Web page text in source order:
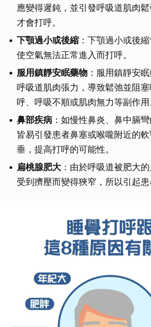
應變得遲鈍，並引發呼吸道肌肉
才會打呼。
下顎過小或後縮 ：下顎過小或後
使空氣無法正常進入而打呼。
服用鎮靜安眠藥物 ：服用鎮靜安
呼吸道肌肉張力，導致鬆弛並阻
呼、呼吸不順或肌肉無力等副作用
鼻部疾病 ：如慢性鼻炎、鼻中膈
皆易引發患者鼻塞或喉嚨附近的
垂，提高打呼的可能性。
扁桃腺肥大 ：由於呼吸道被肥大
受到擠壓而變得狹窄，所以引起患